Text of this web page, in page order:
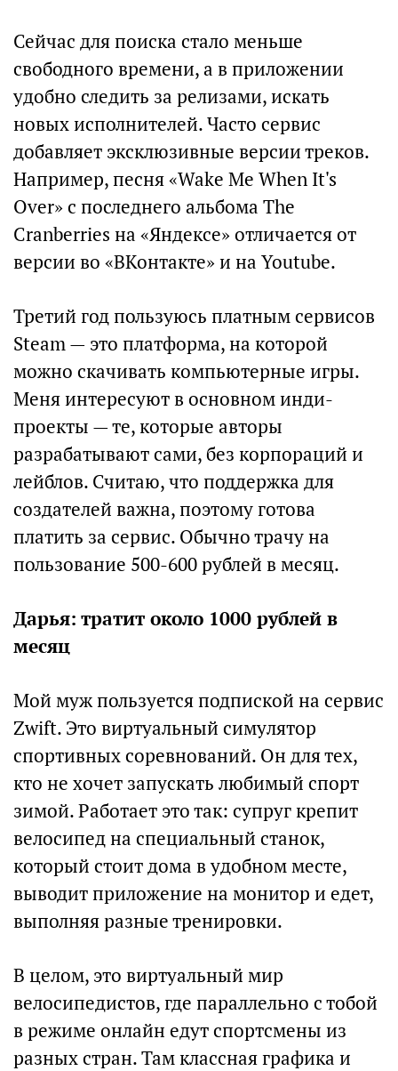
Сейчас для поиска стало меньше
свободного времени, а в приложении
удобно следить за релизами, искать
новых исполнителей. Часто сервис
добавляет эксклюзивные версии треков.
Например, песня «Wake Me When It's
Over» с последнего альбома The
Cranberries на «Яндексе» отличается от
версии во «ВКонтакте» и на Youtube.
Третий год пользуюсь платным сервисов
Steam — это платформа, на которой
можно скачивать компьютерные игры.
Меня интересуют в основном инди-
проекты — те, которые авторы
разрабатывают сами, без корпораций и
лейблов. Считаю, что поддержка для
создателей важна, поэтому готова
платить за сервис. Обычно трачу на
пользование 500-600 рублей в месяц.
Дарья: тратит около 1000 рублей в
месяц
Мой муж пользуется подпиской на сервис
Zwift. Это виртуальный симулятор
спортивных соревнований. Он для тех,
кто не хочет запускать любимый спорт
зимой. Работает это так: супруг крепит
велосипед на специальный станок,
который стоит дома в удобном месте,
выводит приложение на монитор и едет,
выполняя разные тренировки.
В целом, это виртуальный мир
велосипедистов, где параллельно с тобой
в режиме онлайн едут спортсмены из
разных стран. Там классная графика и